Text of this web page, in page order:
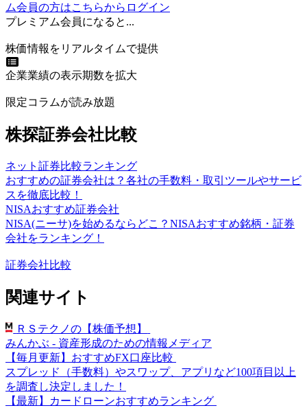
ム会員の方はこちらからログイン
プレミアム会員になると...
株価情報をリアルタイムで提供
企業業績の表示期数を拡大
限定コラムが読み放題
株探証券会社比較
ネット証券比較ランキング
おすすめの証券会社は？各社の手数料・取引ツールやサービ
スを徹底比較！
NISAおすすめ証券会社
NISA(ニーサ)を始めるならどこ？NISAおすすめ銘柄・証券
会社をランキング！
証券会社比較
関連サイト
ＲＳテクノの【株価予想】
みんかぶ - 資産形成のための情報メディア
【毎月更新】おすすめFX口座比較
スプレッド（手数料）やスワップ、アプリなど100項目以上
を調査し決定しました！
【最新】カードローンおすすめランキング